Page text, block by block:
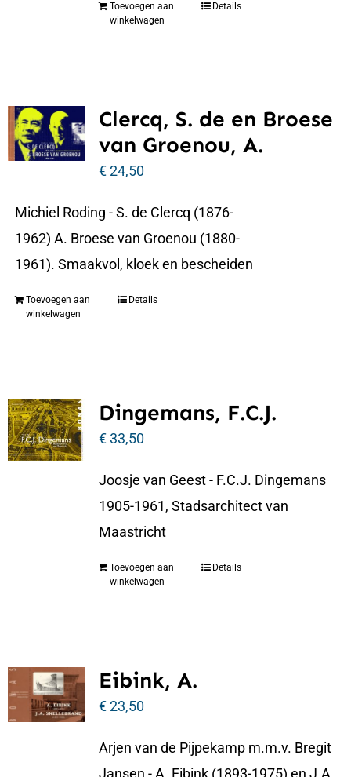
Toevoegen aan
winkelwagen
Details
Clercq, S. de en Broese
van Groenou, A.
€24,50
Michiel Roding - S. de Clercq (1876-
1962) A. Broese van Groenou (1880-
1961). Smaakvol, kloek en bescheiden
Toevoegen aan
winkelwagen
Details
Dingemans, F.C.J.
€33,50
Joosje van Geest - F.C.J. Dingemans
1905-1961, Stadsarchitect van
Maastricht
Toevoegen aan
winkelwagen
Details
Eibink, A.
€23,50
Arjen van de Pijpekamp m.m.v. Bregit
Jansen - A. Eibink (1893-1975) en J.A.